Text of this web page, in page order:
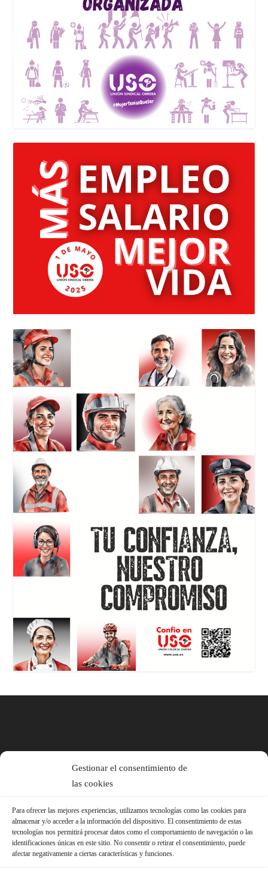
Gestionar el consentimiento de
las cookies
Para ofrecer las mejores experiencias, utilizamos tecnologías como las cookies para
almacenar y/o acceder a la información del dispositivo. El consentimiento de estas
tecnologías nos permitirá procesar datos como el comportamiento de navegación o las
identificaciones únicas en este sitio. No consentir o retirar el consentimiento, puede
afectar negativamente a ciertas características y funciones.